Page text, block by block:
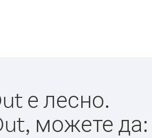
е лесно.
можете да: